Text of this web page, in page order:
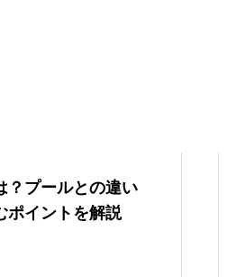
？プールとの違い
ポイントを解説